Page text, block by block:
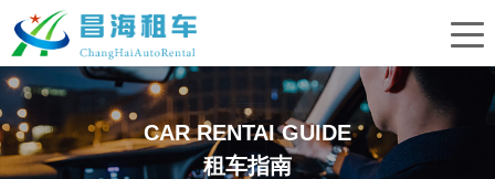
CAR RENTAI GUIDE
租车指南